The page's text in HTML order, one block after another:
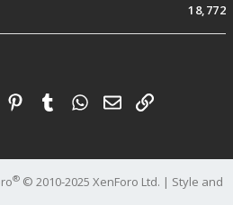
18,772
PinterestTumblrWhatsApp
電子郵件
連結
® © 2010-2025 XenForo Ltd. | Style and